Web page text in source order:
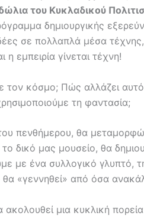
του Κυκλαδικού
δημιουργικής
σε πολλαπλά μέσα
η εμπειρία γίνεται τέχνη!
τον κόσμο; Πώς αλλάζει
τη φαντασία;
πενθήμερου, θα
δικό μας μουσείο, θα
με ένα συλλογικό γλυπτό,
«γεννηθεί» από όσα
μια κυκλική